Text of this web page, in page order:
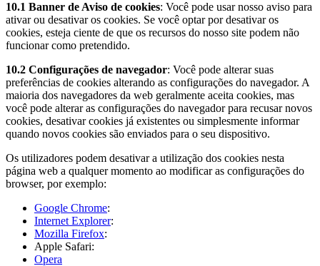
10.1 Banner de Aviso de cookies​: Você pode usar nosso aviso para
ativar ou desativar os cookies. Se você optar por desativar os
cookies, esteja ciente de que os recursos do nosso site podem não
funcionar como pretendido.
10.2 Configurações de navegador​: Você pode alterar suas
preferências de cookies alterando as configurações do navegador. A
maioria dos navegadores da web geralmente aceita cookies, mas
você pode alterar as configurações do navegador para recusar novos
cookies, desativar cookies já existentes ou simplesmente informar
quando novos cookies são enviados para o seu dispositivo.
Os utilizadores podem desativar a utilização dos cookies nesta
página web a qualquer momento ao modificar as configurações do
browser, por exemplo:
Google Chrome:
Internet Explorer:
Mozilla Firefox:
Apple Safari:
Opera